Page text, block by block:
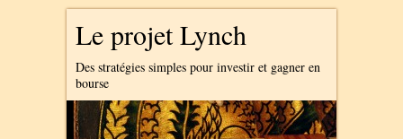
Le projet Lynch
Des stratégies simples pour investir et gagner en
bourse